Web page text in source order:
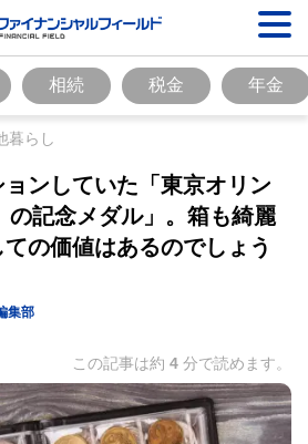
相続 税金 年金
暮らし
ンしていた「東京オリン
の記念メダル」。箱も綺麗
の価値はあるのでしょう
集部
この記事は約 4 分で読めます。